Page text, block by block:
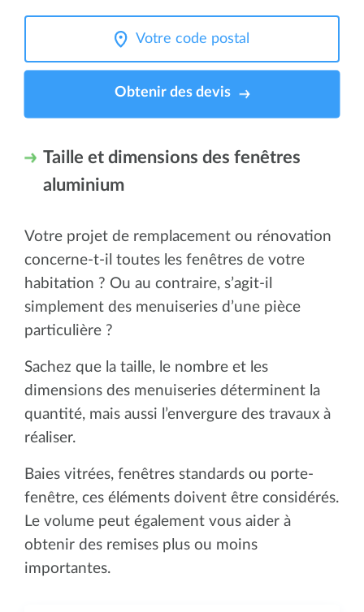
Obtenir des devis
Taille et dimensions des fenêtres
aluminium
Votre projet de remplacement ou rénovation
concerne-t-il toutes les fenêtres de votre
habitation ? Ou au contraire, s’agit-il
simplement des menuiseries d’une pièce
particulière ?
Sachez que la taille, le nombre et les
dimensions des menuiseries déterminent la
quantité, mais aussi l’envergure des travaux à
réaliser.
Baies vitrées, fenêtres standards ou porte-
fenêtre, ces éléments doivent être considérés.
Le volume peut également vous aider à
obtenir des remises plus ou moins
importantes.